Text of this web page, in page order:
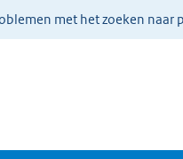
met het zoeken naar